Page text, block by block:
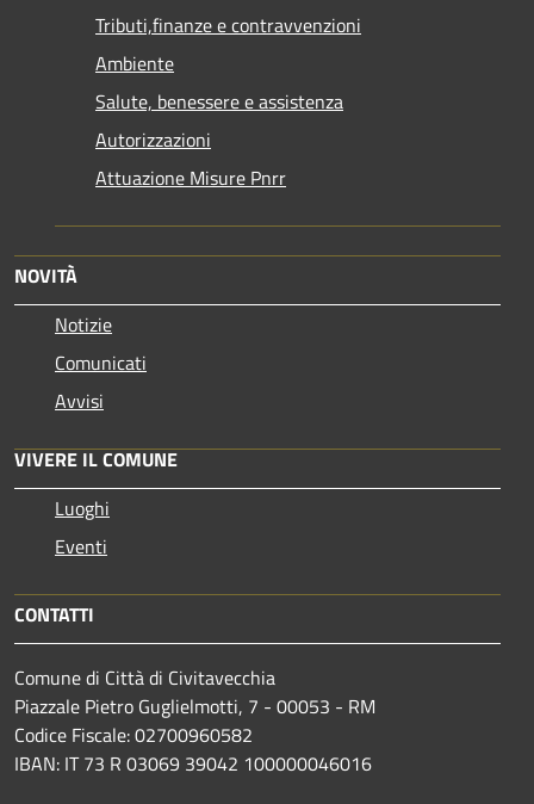
Tributi,finanze e contravvenzioni
Ambiente
Salute, benessere e assistenza
Autorizzazioni
Attuazione Misure Pnrr
NOVITÀ
Notizie
Comunicati
Avvisi
VIVERE IL COMUNE
Luoghi
Eventi
CONTATTI
Comune di Città di Civitavecchia
Piazzale Pietro Guglielmotti, 7 - 00053 - RM
Codice Fiscale: 02700960582
IBAN: IT 73 R 03069 39042 100000046016